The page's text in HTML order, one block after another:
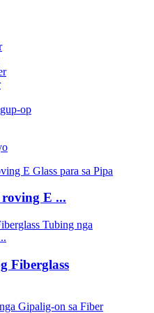
op
E ...
Fiberglass